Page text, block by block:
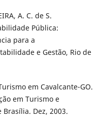
A. C. de S.
Pública:
para a
e Gestão, Rio de
em Cavalcante-GO.
em Turismo e
Dez, 2003.